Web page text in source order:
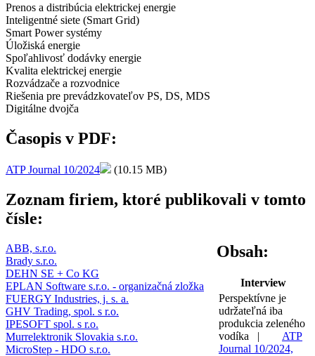
Prenos a distribúcia elektrickej energie
Inteligentné siete (Smart Grid)
Smart Power systémy
Úložiská energie
Spoľahlivosť dodávky energie
Kvalita elektrickej energie
Rozvádzače a rozvodnice
Riešenia pre prevádzkovateľov PS, DS, MDS
Digitálne dvojča
Časopis v PDF:
ATP Journal 10/2024 (10.15 MB)
Zoznam firiem, ktoré publikovali v tomto
čísle:
ABB, s.r.o.
Brady s.r.o.
DEHN SE + Co KG
EPLAN Software s.r.o. - organizačná zložka
FUERGY Industries, j. s. a.
GHV Trading, spol. s r.o.
IPESOFT spol. s r.o.
Murrelektronik Slovakia s.r.o.
MicroStep - HDO s.r.o.
Obsah:
Interview
Perspektívne je
udržateľná iba
produkcia zeleného
vodíka |
ATP
Journal 10/2024,